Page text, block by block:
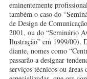
eminentemente
também o caso do
de Design de
2001, ou do “Seminário
Ilustração” em 1999/00).
diante, nomes como
passarão a designar
serviços técnicos ou áreas